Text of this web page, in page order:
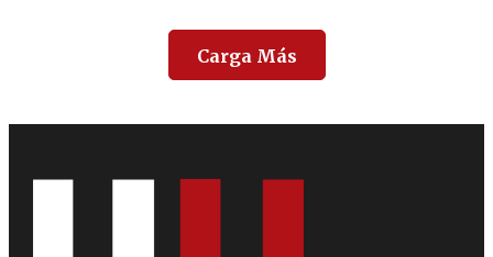
Carga Más